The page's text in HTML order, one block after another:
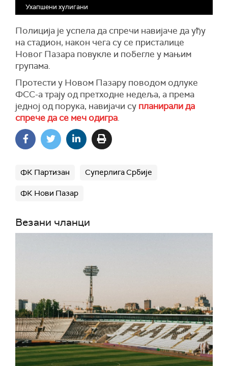
Ухапшени хулигани
Полиција је успела да спречи навијаче да уђу
на стадион, након чега су се присталице
Новог Пазара повукле и побегле у мањим
групама.
Протести у Новом Пазару поводом одлуке
ФСС-а трају од претходне недеља, а према
једној од порука, навијачи су планирали да
спрече да се меч одигра.
ФК Партизан Суперлига Србије
ФК Нови Пазар
Везани чланци